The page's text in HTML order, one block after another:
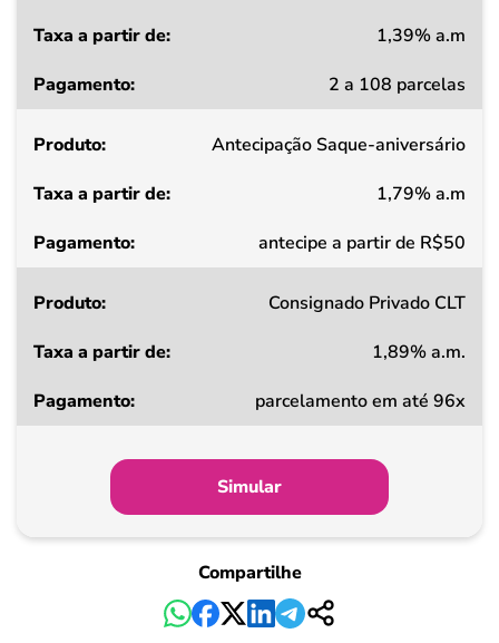
a
de
Pagamento
1,39% a.m
2 a 108 parcelas
Antecipação Saque-aniversário
1,79% a.m
antecipe a partir de R$50
Consignado Privado CLT
1,89% a.m.
parcelamento em até 96x
Simular
Compartilhe